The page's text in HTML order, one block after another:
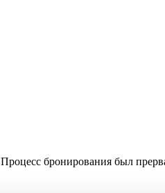
Процесс бронирования был